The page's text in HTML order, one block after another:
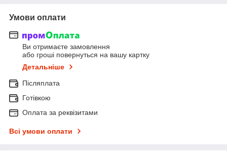
Умови оплати
Ви отримаєте замовлення
або гроші повернуться на вашу картку
Детальніше
Післяплата
Готівкою
Оплата за реквізитами
Всі умови оплати